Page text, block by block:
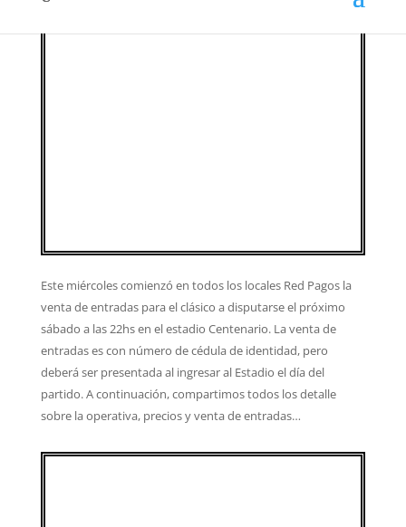
Este miércoles comienzó en todos los locales Red Pagos la
venta de entradas para el clásico a disputarse el próximo
sábado a las 22hs en el estadio Centenario. La venta de
entradas es con número de cédula de identidad, pero
deberá ser presentada al ingresar al Estadio el día del
partido. A continuación, compartimos todos los detalle
sobre la operativa, precios y venta de entradas…